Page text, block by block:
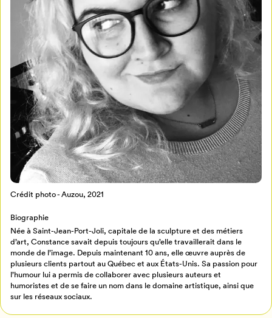
Mon Salon
Programmation
Billetterie
Retour à l’accueil
Crédit photo - Auzou, 2021
Biographie
Née à Saint-Jean-Port-Joli, capitale de la sculpture et des métiers
d’art, Constance savait depuis toujours qu’elle travaillerait dans le
monde de l’image. Depuis maintenant 10 ans, elle œuvre auprès de
plusieurs clients partout au Québec et aux États-Unis. Sa passion pour
l’humour lui a permis de collaborer avec plusieurs auteurs et
humoristes et de se faire un nom dans le domaine artistique, ainsi que
sur les réseaux sociaux.
Pour enregistrer vos favoris,
connectez-vous ou créez votre profil
Mon Salon
Annuler